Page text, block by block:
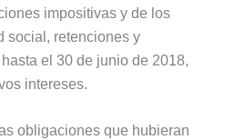
impositivas y de los
social, retenciones y
el 30 de junio de 2018,
intereses.
obligaciones que hubieran